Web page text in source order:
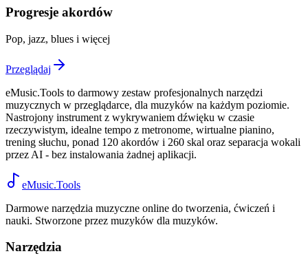
Progresje akordów
Pop, jazz, blues i więcej
Przeglądaj
eMusic.Tools to darmowy zestaw profesjonalnych narzędzi
muzycznych w przeglądarce, dla muzyków na każdym poziomie.
Nastrojony instrument z wykrywaniem dźwięku w czasie
rzeczywistym, idealne tempo z metronome, wirtualne pianino,
trening słuchu, ponad 120 akordów i 260 skal oraz separacja wokali
przez AI - bez instalowania żadnej aplikacji.
eMusic.Tools
Darmowe narzędzia muzyczne online do tworzenia, ćwiczeń i
nauki. Stworzone przez muzyków dla muzyków.
Narzędzia